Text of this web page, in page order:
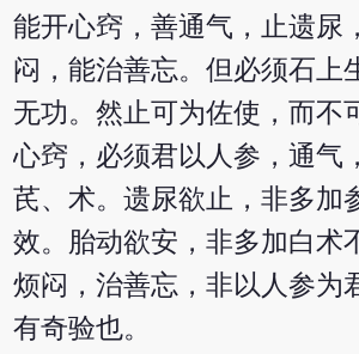
能开心窍，善通气，止遗尿
闷，能治善忘。但必须石上
无功。然止可为佐使，而不
心窍，必须君以人参，通气
芪、术。遗尿欲止，非多加
效。胎动欲安，非多加白术
烦闷，治善忘，非以人参为
有奇验也。